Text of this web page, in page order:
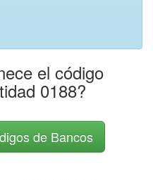
el código
0188?
de Bancos